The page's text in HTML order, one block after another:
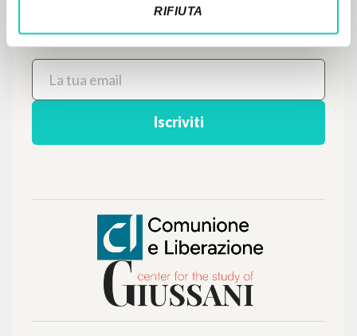
RIFIUTA
Ricevi aggiornamenti su nuove pubblicazioni,
eventi e percorsi editoriali.
Iscriviti